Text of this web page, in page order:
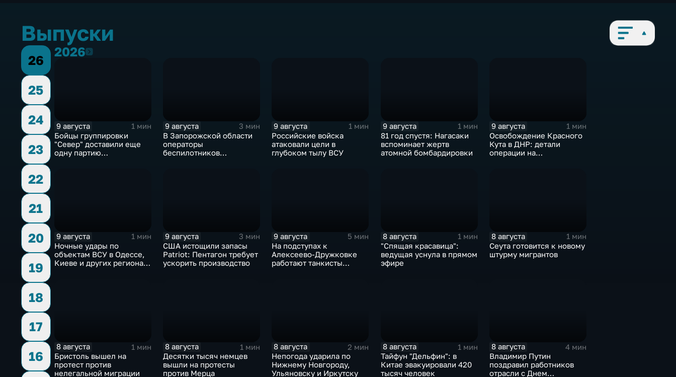
Выпуски
26
25
24
23
22
21
20
19
18
17
16
20262026
9 августа
1 мин
Бойцы группировки
"Север" доставили еще
одну партию
9 августа
3 мин
В Запорожской области
операторы
беспилотников
9 августа
1 мин
Российские войска
атаковали цели в
глубоком тылу ВСУ
9 августа
1 мин
81 год спустя: Нагасаки
вспоминает жертв
атомной бомбардировки
9 августа
1 мин
Освобождение Красного
Кута в ДНР: детали
операции на
9 августа
1 мин
Ночные удары по
объектам ВСУ в Одессе,
Киеве и других регионах
9 августа
3 мин
США истощили запасы
Patriot: Пентагон требует
ускорить производство
9 августа
5 мин
На подступах к
Алексеево-Дружковке
работают танкисты
8 августа
1 мин
"Спящая красавица":
ведущая уснула в прямом
эфире
8 августа
1 мин
Сеута готовится к новому
штурму мигрантов
8 августа
1 мин
Бристоль вышел на
протест против
нелегальной миграции
8 августа
1 мин
Десятки тысяч немцев
вышли на протесты
против Мерца
8 августа
2 мин
Непогода ударила по
Нижнему Новгороду,
Ульяновску и Иркутску
8 августа
1 мин
Тайфун "Дельфин": в
Китае эвакуировали 420
тысяч человек
8 августа
4 мин
Владимир Путин
поздравил работников
отрасли с Днем